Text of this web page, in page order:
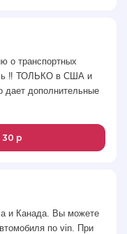
о транспортных
‼️ ТОЛЬКО в США и
дает дополнительные
30 р
и Канада. Вы можете
по vin. При